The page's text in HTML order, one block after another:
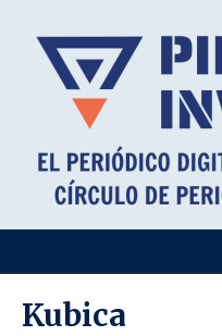
Kubica